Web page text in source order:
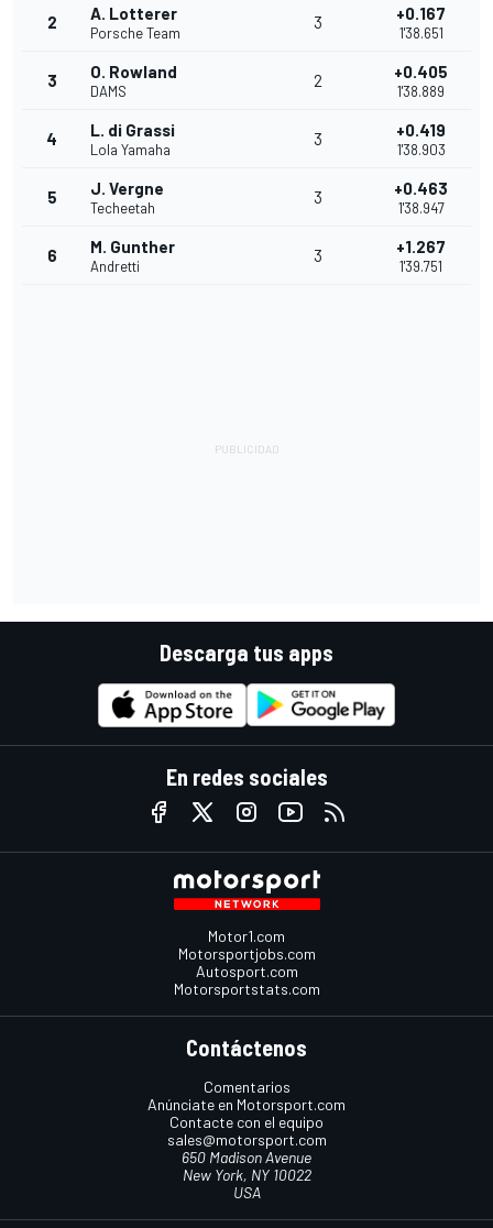
2 A. Lotterer
Porsche Team
3 +0.167
1'38.651
3 O. Rowland
DAMS
2 +0.405
1'38.889
4 L. di Grassi
Lola Yamaha
3 +0.419
1'38.903
5 J. Vergne
Techeetah
3 +0.463
1'38.947
6 M. Gunther
Andretti
3 +1.267
1'39.751
Descarga tus apps
En redes sociales
Motor1.com
Motorsportjobs.com
Autosport.com
Motorsportstats.com
Contáctenos
Comentarios
Anúnciate en Motorsport.com
Contacte con el equipo
sales@motorsport.com
650 Madison Avenue
New York, NY 10022
USA